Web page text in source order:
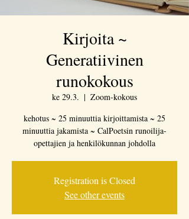
Kirjoita ~
Generatiivinen
runokokous
ke 29.3.
  |
Zoom-kokous
kehotus ~ 25 minuuttia kirjoittamista ~ 25
minuuttia jakamista ~ CalPoetsin runoilija-
opettajien ja henkilökunnan johdolla
Registration is Closed
See other events